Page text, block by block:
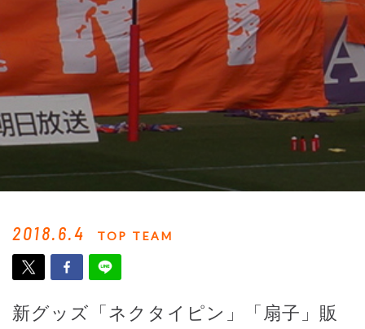
2018.6.4 TOP TEAM
新グッズ「ネクタイピン」「扇子」販